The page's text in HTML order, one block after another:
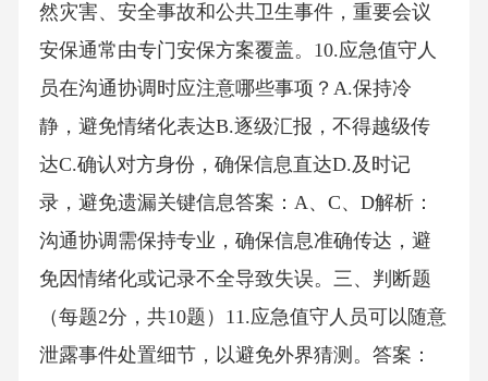
然灾害、安全事故和公共卫生事件，重要会议
安保通常由专门安保方案覆盖。10.应急值守人
员在沟通协调时应注意哪些事项？A.保持冷
静，避免情绪化表达B.逐级汇报，不得越级传
达C.确认对方身份，确保信息直达D.及时记
录，避免遗漏关键信息答案：A、C、D解析：
沟通协调需保持专业，确保信息准确传达，避
免因情绪化或记录不全导致失误。三、判断题
（每题2分，共10题）11.应急值守人员可以随意
泄露事件处置细节，以避免外界猜测。答案：